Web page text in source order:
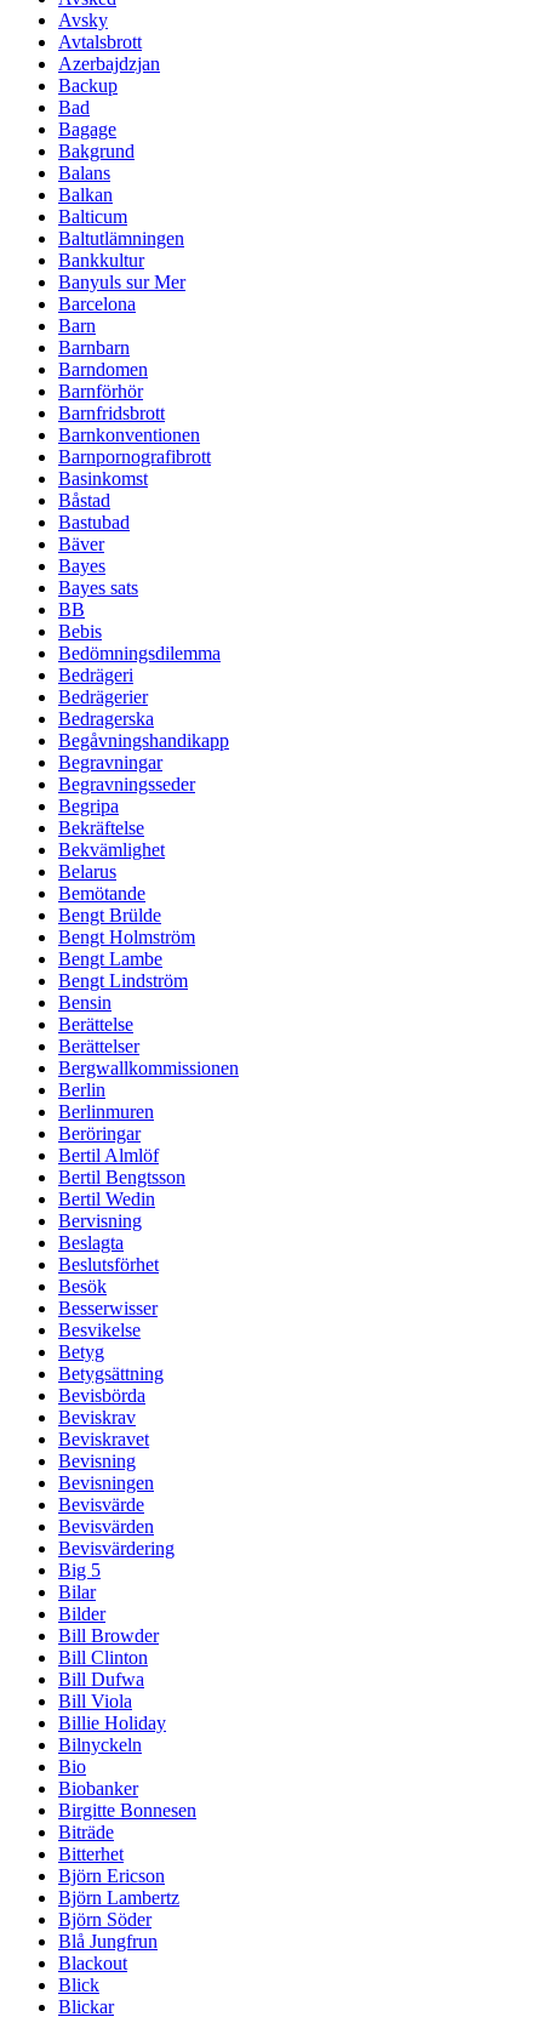
Avsky
Avtalsbrott
Azerbajdzjan
Backup
Bad
Bagage
Bakgrund
Balans
Balkan
Balticum
Baltutlämningen
Bankkultur
Banyuls sur Mer
Barcelona
Barn
Barnbarn
Barndomen
Barnförhör
Barnfridsbrott
Barnkonventionen
Barnpornografibrott
Basinkomst
Båstad
Bastubad
Bäver
Bayes
Bayes sats
BB
Bebis
Bedömningsdilemma
Bedrägeri
Bedrägerier
Bedragerska
Begåvningshandikapp
Begravningar
Begravningsseder
Begripa
Bekräftelse
Bekvämlighet
Belarus
Bemötande
Bengt Brülde
Bengt Holmström
Bengt Lambe
Bengt Lindström
Bensin
Berättelse
Berättelser
Bergwallkommissionen
Berlin
Berlinmuren
Beröringar
Bertil Almlöf
Bertil Bengtsson
Bertil Wedin
Bervisning
Beslagta
Beslutsförhet
Besök
Besserwisser
Besvikelse
Betyg
Betygsättning
Bevisbörda
Beviskrav
Beviskravet
Bevisning
Bevisningen
Bevisvärde
Bevisvärden
Bevisvärdering
Big 5
Bilar
Bilder
Bill Browder
Bill Clinton
Bill Dufwa
Bill Viola
Billie Holiday
Bilnyckeln
Bio
Biobanker
Birgitte Bonnesen
Biträde
Bitterhet
Björn Ericson
Björn Lambertz
Björn Söder
Blå Jungfrun
Blackout
Blick
Blickar